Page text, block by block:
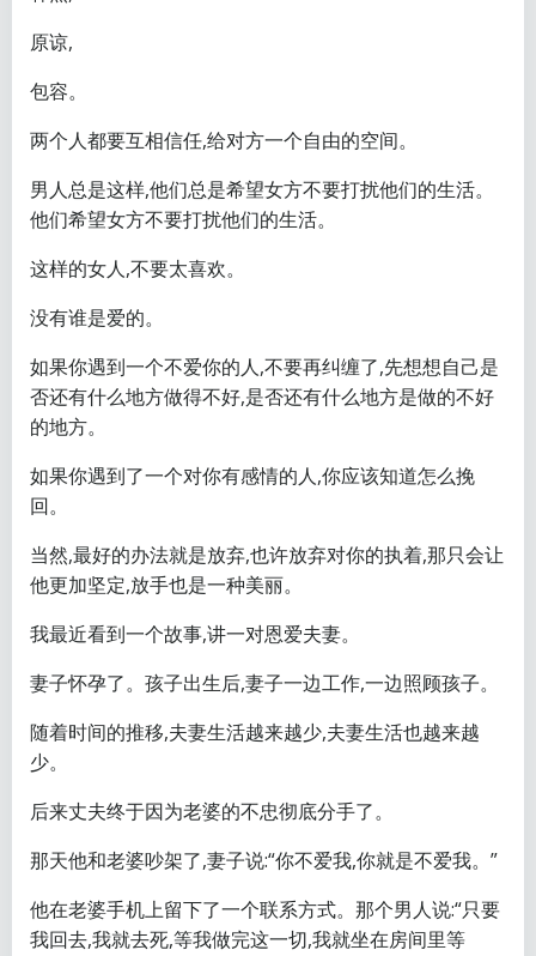
原谅,
包容。
两个人都要互相信任,给对方一个自由的空间。
男人总是这样,他们总是希望女方不要打扰他们的生活。
他们希望女方不要打扰他们的生活。
这样的女人,不要太喜欢。
没有谁是爱的。
如果你遇到一个不爱你的人,不要再纠缠了,先想想自己是
否还有什么地方做得不好,是否还有什么地方是做的不好
的地方。
如果你遇到了一个对你有感情的人,你应该知道怎么挽
回。
当然,最好的办法就是放弃,也许放弃对你的执着,那只会让
他更加坚定,放手也是一种美丽。
我最近看到一个故事,讲一对恩爱夫妻。
妻子怀孕了。孩子出生后,妻子一边工作,一边照顾孩子。
随着时间的推移,夫妻生活越来越少,夫妻生活也越来越
少。
后来丈夫终于因为老婆的不忠彻底分手了。
那天他和老婆吵架了,妻子说:“你不爱我,你就是不爱我。”
他在老婆手机上留下了一个联系方式。那个男人说:“只要
我回去,我就去死,等我做完这一切,我就坐在房间里等